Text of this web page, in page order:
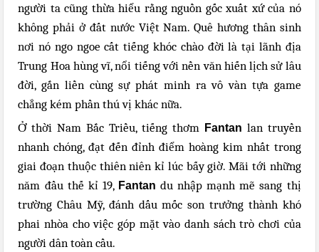
người ta cũng thừa hiểu rằng nguồn gốc xuất xứ của nó
không phải ở đất nước Việt Nam. Quê hương thân sinh
nơi nó ngo ngoe cất tiếng khóc chào đời là tại lãnh địa
Trung Hoa hùng vĩ, nổi tiếng với nền văn hiến lịch sử lâu
đời, gắn liền cùng sự phát minh ra vô vàn tựa game
chẳng kém phần thú vị khác nữa.
Ở thời Nam Bắc Triều, tiếng thơm Fantan lan truyền
nhanh chóng, đạt đến đỉnh điểm hoàng kim nhất trong
giai đoạn thuộc thiên niên kỉ lúc bấy giờ. Mãi tới những
năm đầu thế kỉ 19, Fantan du nhập mạnh mẽ sang thị
trường Châu Mỹ, đánh dấu mốc son trưởng thành khó
phai nhòa cho việc góp mặt vào danh sách trò chơi của
người dân toàn cầu.